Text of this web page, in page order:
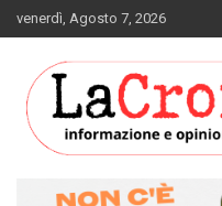
to
venerdì, Agosto 7, 2026
La Cronaca